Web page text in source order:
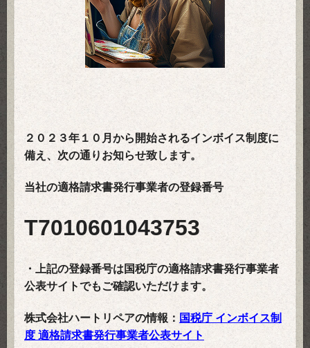
２０２３年１０月から開始されるインボイス制度に
備え、次の通りお知らせ致します。
当社の適格請求書発行事業者の登録番号
T7010601043753
・上記の登録番号は国税庁の適格請求書発行事業者
公表サイトでもご確認いただけます。
株式会社ハートリペアの情報： 国税庁 インボイス制
度 適格請求書発行事業者公表サイト